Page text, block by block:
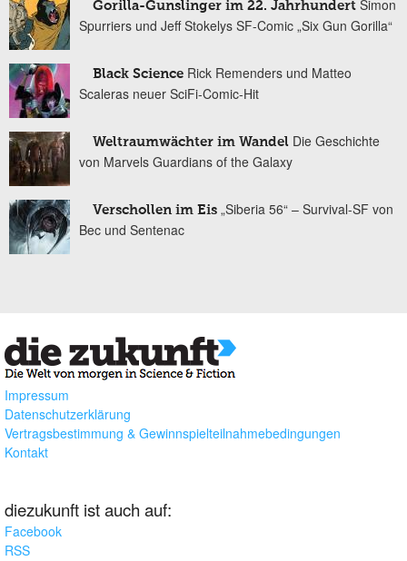
Gorilla-Gunslinger im 22. Jahrhundert Simon
Spurriers und Jeff Stokelys SF-Comic „Six Gun Gorilla“
Black Science Rick Remenders und Matteo
Scaleras neuer SciFi-Comic-Hit
Weltraumwächter im Wandel Die Geschichte
von Marvels Guardians of the Galaxy
Verschollen im Eis „Siberia 56“ – Survival-SF von
Bec und Sentenac
Impressum
Datenschutzerklärung
Vertragsbestimmung & Gewinnspielteilnahmebedingungen
Kontakt
diezukunft ist auch auf:
Facebook
RSS